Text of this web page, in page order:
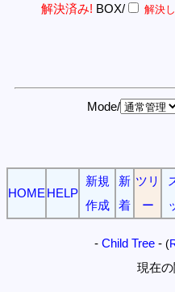
解決済み! BOX/ 解決
Mode/
HOME HELP
新規
作成
新
着
ツリ
ー
- Child Tree - (
現在